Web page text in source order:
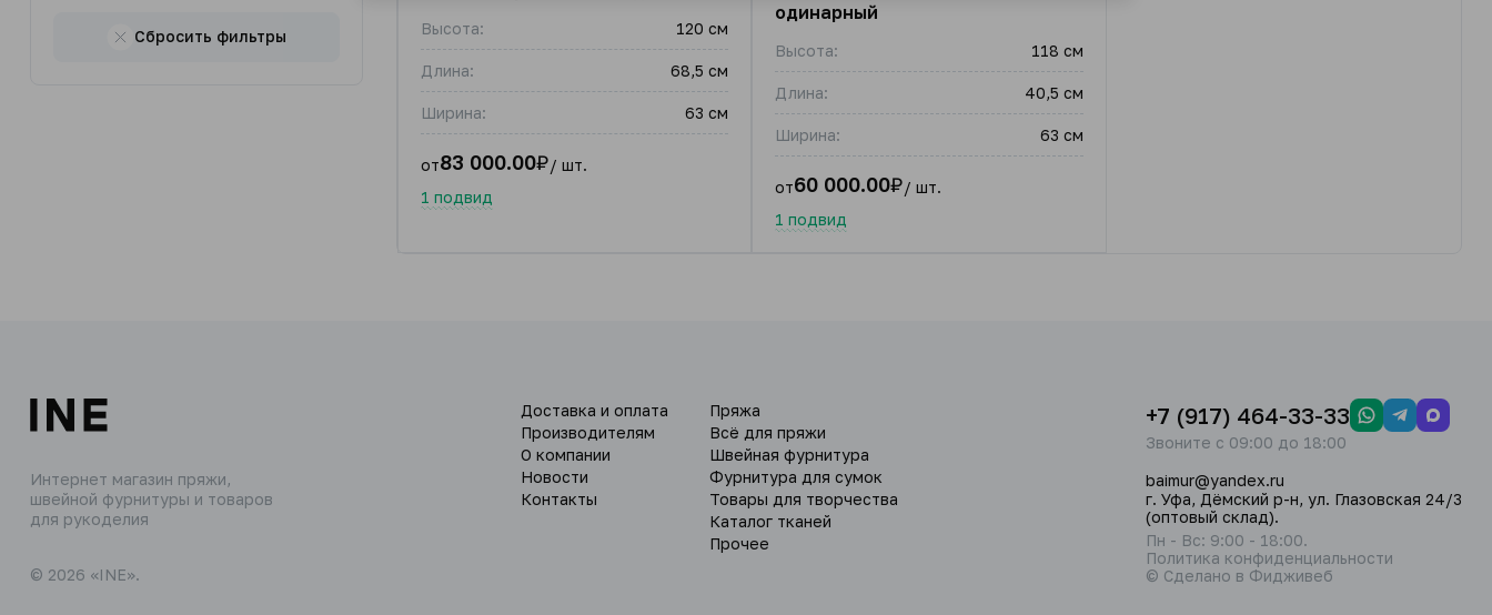
Сбросить фильтры Высота: 120 см
Длина: 68,5 см
Ширина: 63 см
от83 000.00₽/ шт.
1 подвид
одинарный
Высота: 118 см
Длина: 40,5 см
Ширина: 63 см
от60 000.00₽/ шт.
1 подвид
Интернет магазин пряжи,
швейной фурнитуры и товаров
для рукоделия
© 2026 «INE».
Доставка и оплата
Производителям
О компании
Новости
Контакты
Пряжа
Всё для пряжи
Швейная фурнитура
Фурнитура для сумок
Товары для творчества
Каталог тканей
Прочее
+7 (917) 464-33-33
Звоните с 09:00 до 18:00
baimur@yandex.ru
г. Уфа, Дёмский р-н, ул. Глазовская 24/3
(оптовый склад).
Пн - Вс: 9:00 - 18:00.
Политика конфиденциальности
© Сделано в Фидживеб